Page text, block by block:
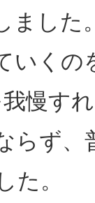
ました
いくの
慢す
らず、
た。